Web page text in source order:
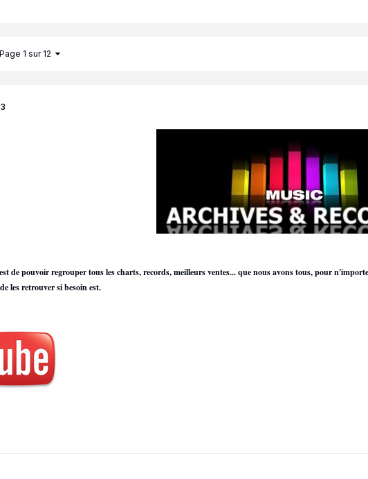
Page 1 sur 12
de pouvoir regrouper tous les charts, records, meilleurs ventes... que nous avons tous, pour
les retrouver si besoin est.